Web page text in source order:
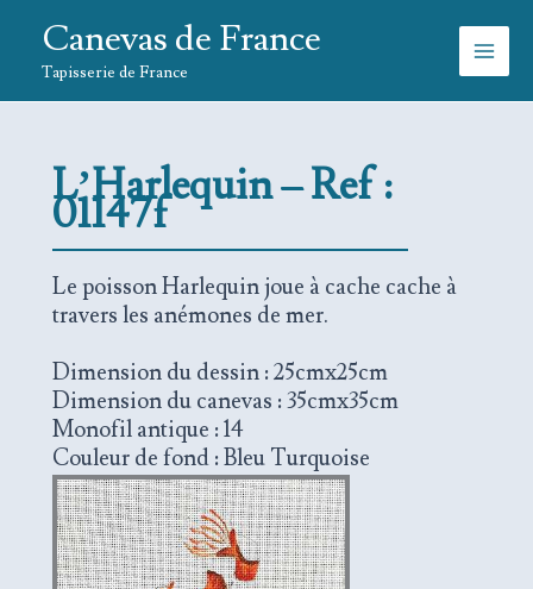
contenu
Canevas de France
Tapisserie de France
L’Harlequin – Ref :
01147f
Le poisson Harlequin joue à cache cache à
travers les anémones de mer.
Dimension du dessin : 25cmx25cm
Dimension du canevas : 35cmx35cm
Monofil antique : 14
Couleur de fond : Bleu Turquoise